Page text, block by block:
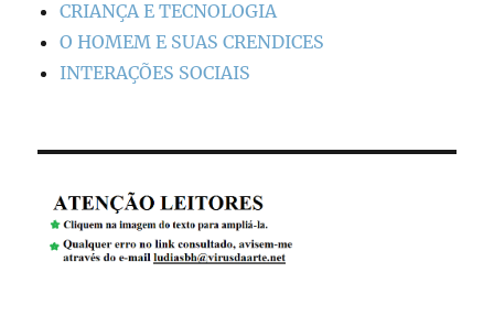
CRIANÇA E TECNOLOGIA
O HOMEM E SUAS CRENDICES
INTERAÇÕES SOCIAIS